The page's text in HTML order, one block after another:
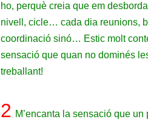
ho, perquè creia que em
nivell, cicle… cada dia reunions,
coordinació sinó… Estic molt
sensació que quan no dominés
treballant!
2. M’encanta la sensació que